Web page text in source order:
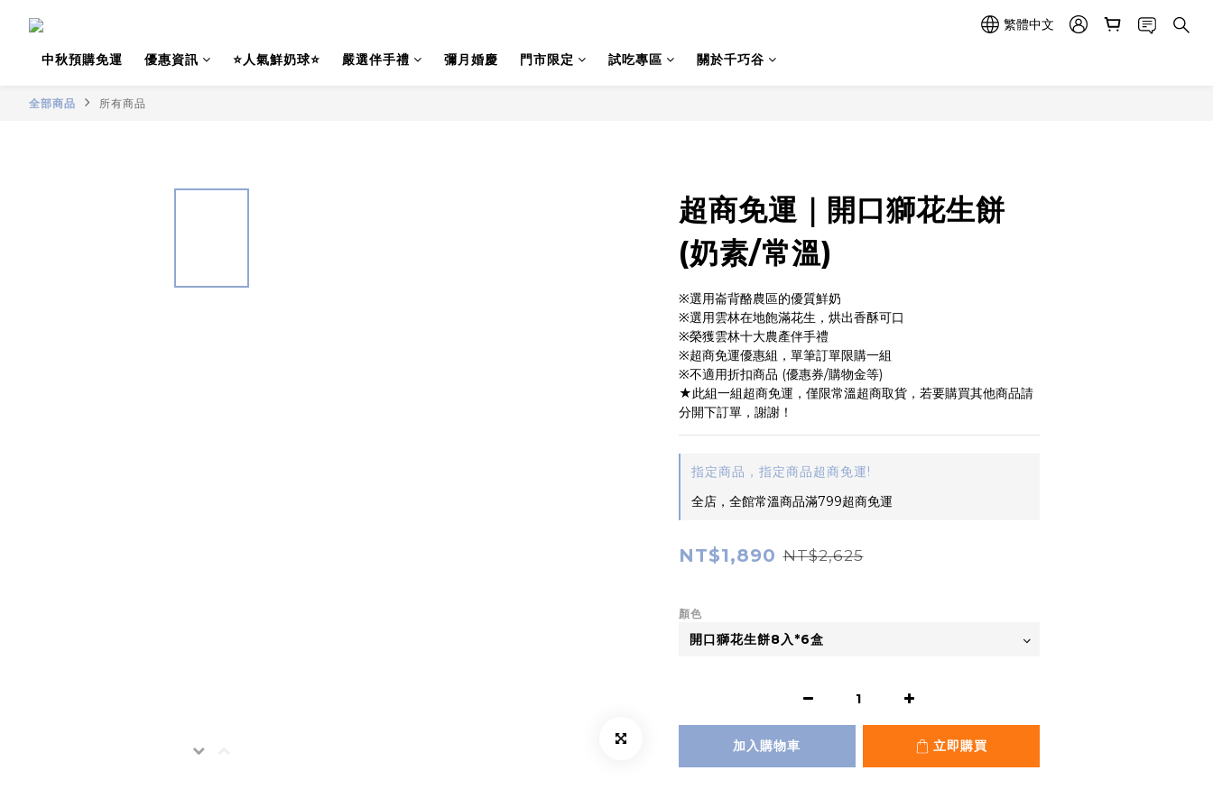
繁體中文
中秋預購免運 優惠資訊 ⭐人氣鮮奶球⭐ 嚴選伴手禮 彌月婚慶 門市限定 試吃專區 關於千巧谷
全部商品 所有商品
超商免運｜開口獅花生餅
(奶素/常溫)
※選用崙背酪農區的優質鮮奶
※選用雲林在地飽滿花生，烘出香酥可口
※榮獲雲林十大農產伴手禮
※超商免運優惠組，單筆訂單限購一組
※不適用折扣商品 (優惠券/購物金等)
★此組一組超商免運，僅限常溫超商取貨，若要購買其他商品請
分開下訂單，謝謝！
指定商品，指定商品超商免運!
全店，全館常溫商品滿799超商免運
NT$1,890 NT$2,625
顏色
加入購物車 立即購買